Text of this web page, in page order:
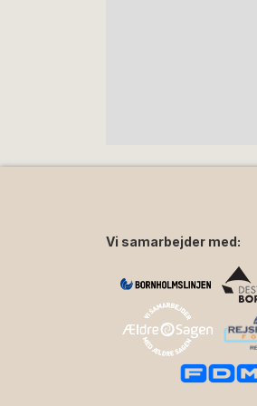
Vi samarbejder med: